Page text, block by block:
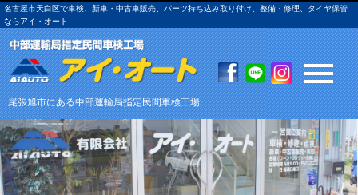
名古屋市天白区で車検、新車・中古車販売、パーツ持ち込み取り付け、整備・修理、タイヤ保管
ならアイ・オート
尾張旭市にある中部運輸局指定民間車検工場